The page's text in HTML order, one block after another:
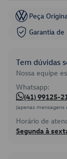
Peça
Garantia
Tem dúvidas
Nossa equipe
Whatsapp:
(41) 99125-
(apenas
Horário de
Segunda à